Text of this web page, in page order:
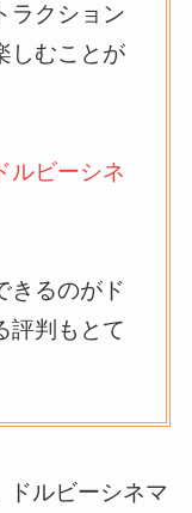
ラクション
しむことが
ルビーシネ
きるのがド
評判もとて
ドルビーシネマ